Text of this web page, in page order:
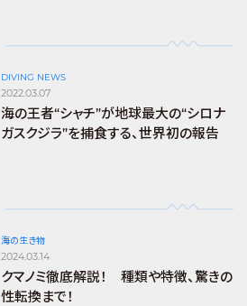
DIVING NEWS
2022.03.07
海の王者“シャチ”が地球最大の“シロナ
ガスクジラ”を捕食する、世界初の報告
海の生き物
2024.03.14
クマノミ徹底解説！ 種類や特徴、驚きの
性転換まで！